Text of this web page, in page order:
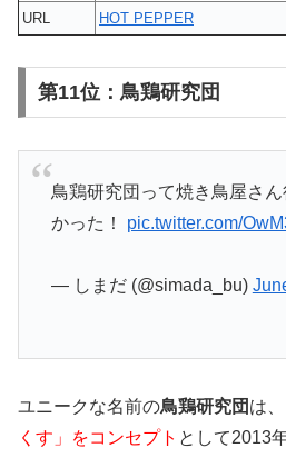
URL
HOT PEPPER
第11位：鳥鶏研究団
鳥鶏研究団って焼き鳥屋さ
かった！ pic.twitter.com/
— しまだ (@simada_bu)
ユニークな名前の鳥鶏研究団 は、
くす」をコンセプト として2013